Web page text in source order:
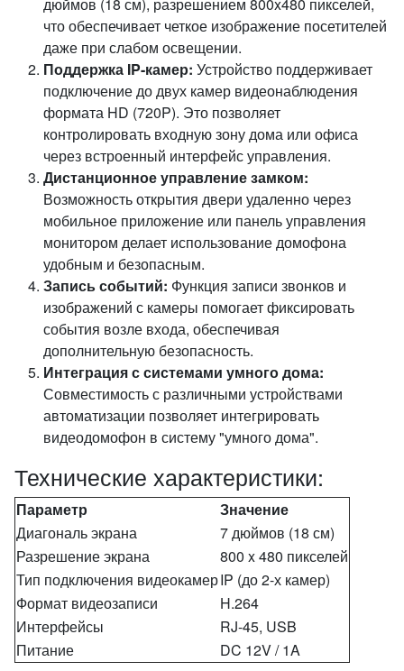
что обеспечивает четкое изображение посетителей
даже при слабом освещении.
Поддержка IP-камер: Устройство поддерживает
подключение до двух камер видеонаблюдения
формата HD (720P). Это позволяет
контролировать входную зону дома или офиса
через встроенный интерфейс управления.
Дистанционное управление замком:
Возможность открытия двери удаленно через
мобильное приложение или панель управления
монитором делает использование домофона
удобным и безопасным.
Запись событий: Функция записи звонков и
изображений с камеры помогает фиксировать
события возле входа, обеспечивая
дополнительную безопасность.
Интеграция с системами умного дома:
Совместимость с различными устройствами
автоматизации позволяет интегрировать
видеодомофон в систему "умного дома".
Технические характеристики:
Параметр
Значение
Диагональ экрана
7 дюймов (18 см)
Разрешение экрана
800 x 480 пикселей
Тип подключения видеокамерIP (до 2-х камер)
Формат видеозаписи
H.264
Интерфейсы
RJ-45, USB
Питание
DC 12V / 1A